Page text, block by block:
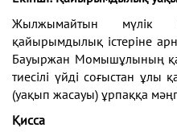
Жылжымайтын мүлік
қайырымдылық істеріне
Бауыржан Момышұлының
тиесілі үйді соғыстан ұлы
(уақып жасауы) ұрпаққа
Қисса